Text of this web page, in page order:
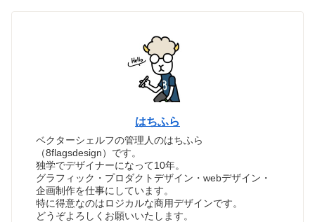
はちふら
ベクターシェルフの管理人のはちふら
（8flagsdesign）です。
独学でデザイナーになって10年。
グラフィック・プロダクトデザイン・webデザイン・
企画制作を仕事にしています。
特に得意なのはロジカルな商用デザインです。
どうぞよろしくお願いいたします。